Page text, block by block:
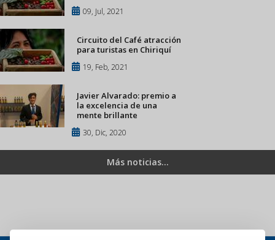
09, Jul, 2021
Circuito del Café atracción
para turistas en Chiriquí
19, Feb, 2021
Javier Alvarado: premio a
la excelencia de una
mente brillante
30, Dic, 2020
Más noticias...